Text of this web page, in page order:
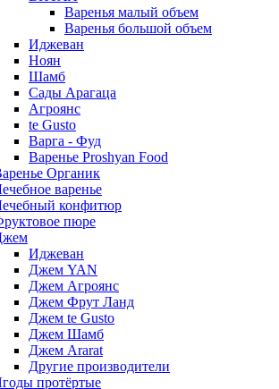
Варенья малый объем
Варенья большой объем
Иджеван
Ноян
Шамб
Сады Арагаца
Агроянс
te Gusto
Варга - Фуд
Варенье Proshyan Food
Органик
варенье
конфитюр
пюре
Иджеван
Джем YAN
Джем Агроянс
Джем Фрут Ланд
Джем te Gusto
Джем Шамб
Джем Ararat
Другие производители
протёртые